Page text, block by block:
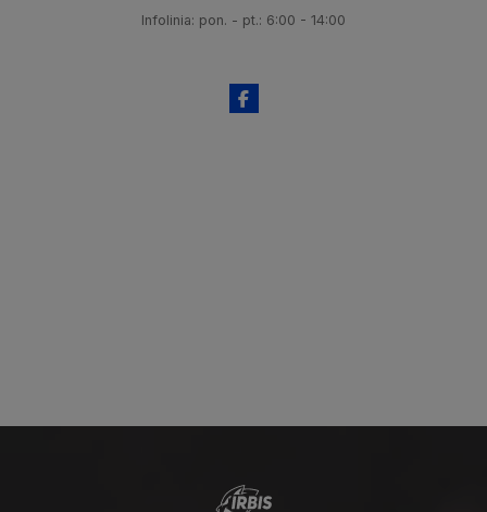
Infolinia: pon. - pt.: 6:00 - 14:00